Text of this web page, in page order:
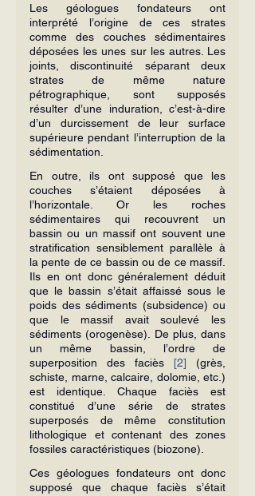
Les géologues fondateurs ont
interprété l’origine de ces strates
comme des couches sédimentaires
déposées les unes sur les autres. Les
joints, discontinuité séparant deux
strates de même nature
pétrographique, sont supposés
résulter d’une induration, c’est-à-dire
d’un durcissement de leur surface
supérieure pendant l’interruption de la
sédimentation.
En outre, ils ont supposé que les
couches s’étaient déposées à
l’horizontale. Or les roches
sédimentaires qui recouvrent un
bassin ou un massif ont souvent une
stratification sensiblement parallèle à
la pente de ce bassin ou de ce massif.
Ils en ont donc généralement déduit
que le bassin s’était affaissé sous le
poids des sédiments (subsidence) ou
que le massif avait soulevé les
sédiments (orogenèse). De plus, dans
un même bassin, l’ordre de
superposition des faciès [2] (grès,
schiste, marne, calcaire, dolomie, etc.)
est identique. Chaque faciès est
constitué d’une série de strates
superposés de même constitution
lithologique et contenant des zones
fossiles caractéristiques (biozone).
Ces géologues fondateurs ont donc
supposé que chaque faciès s’était